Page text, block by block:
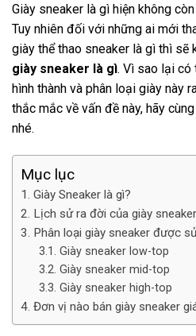
Giày sneaker là gì hiện không
Tuy nhiên đối với những ai mới
giày thể thao sneaker là gì thì sẽ
giày sneaker là gì. Vì sao lại có
hình thành và phân loại giày này
thắc mắc về vấn đề này, hãy
nhé.
Mục lục
Giày Sneaker là gì?
Lịch sử ra đời của giày sneaker
Phân loại giày sneaker được
Giày sneaker low-top
Giày sneaker mid-top
Giày sneaker high-top
Đơn vị nào bán giày sneaker